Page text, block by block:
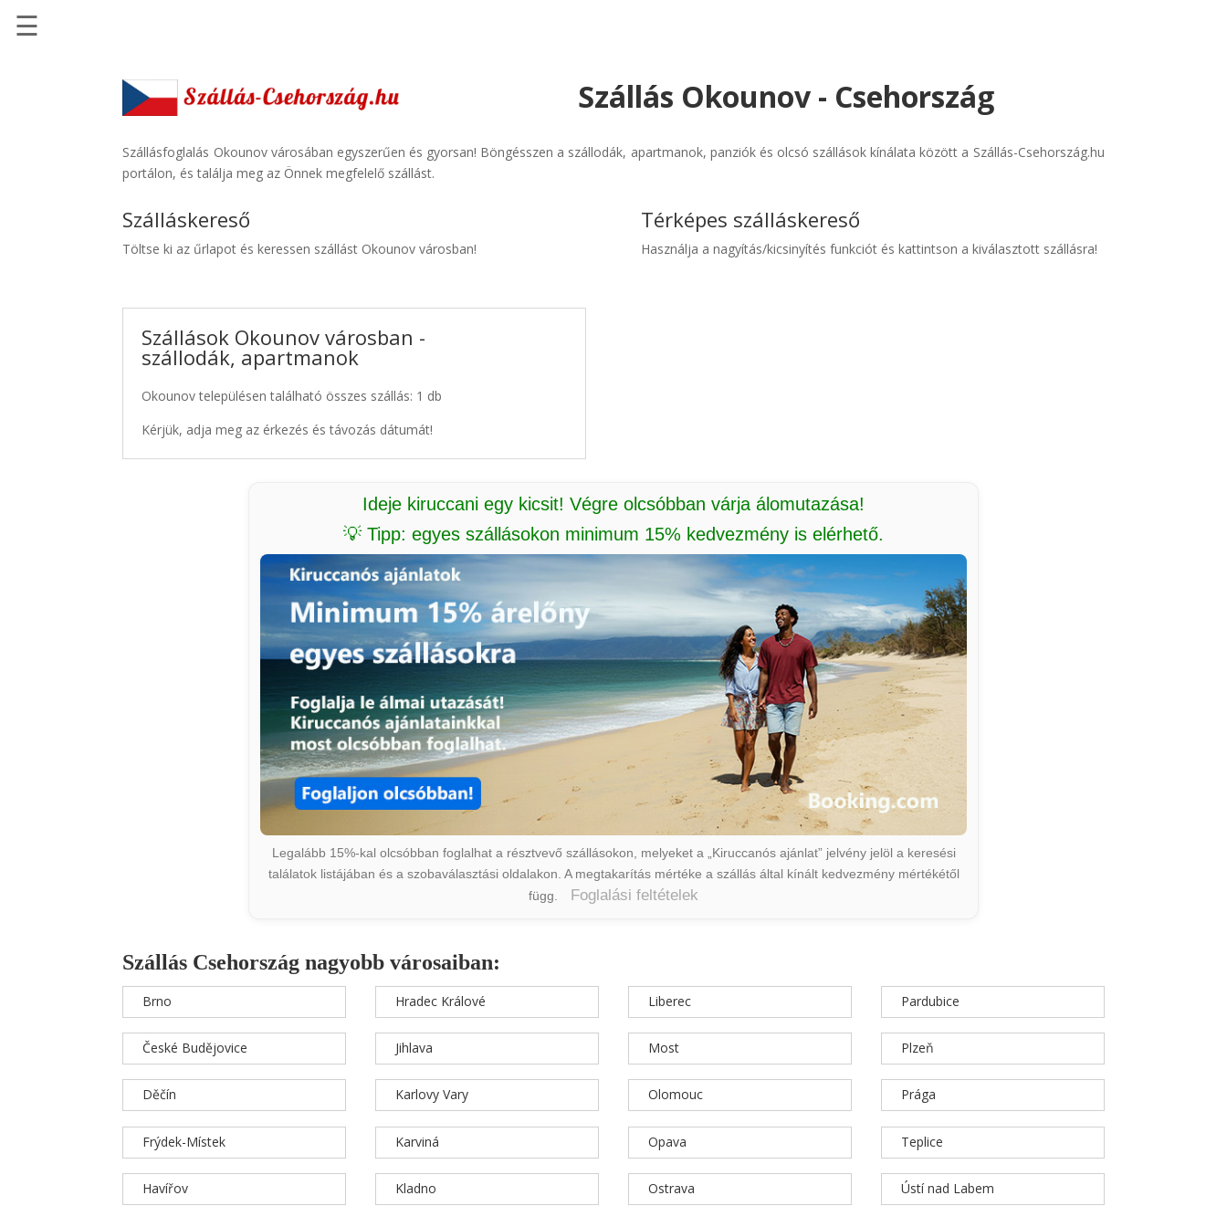
Szállásinfo.eu
Repülőjegy
pénzvisszatérítéssel
Autóbérlés
☰
Szállás Okounov - Csehország
Szállásfoglalás Okounov városában egyszerűen és gyorsan! Böngésszen a szállodák, apartmanok, panziók és olcsó szállások kínálata között a Szállás-Csehország.hu
portálon, és találja meg az Önnek megfelelő szállást.
Szálláskereső
Töltse ki az űrlapot és keressen szállást Okounov városban!
Szállások Okounov városban -
szállodák, apartmanok
Okounov településen található összes szállás: 1 db
Kérjük, adja meg az érkezés és távozás dátumát!
Térképes szálláskereső
Használja a nagyítás/kicsinyítés funkciót és kattintson a kiválasztott szállásra!
Ideje kiruccani egy kicsit! Végre olcsóbban várja álomutazása!
💡 Tipp: egyes szállásokon minimum 15% kedvezmény is elérhető.
Legalább 15%-kal olcsóbban foglalhat a résztvevő szállásokon, melyeket a „Kiruccanós ajánlat” jelvény jelöl a keresési
találatok listájában és a szobaválasztási oldalakon. A megtakarítás mértéke a szállás által kínált kedvezmény mértékétől
függ.
Foglalási feltételek
Szállás Csehország nagyobb városaiban:
Brno
České Budějovice
Děčín
Frýdek-Místek
Havířov
Hradec Králové
Jihlava
Karlovy Vary
Karviná
Kladno
Liberec
Most
Olomouc
Opava
Ostrava
Pardubice
Plzeň
Prága
Teplice
Ústí nad Labem